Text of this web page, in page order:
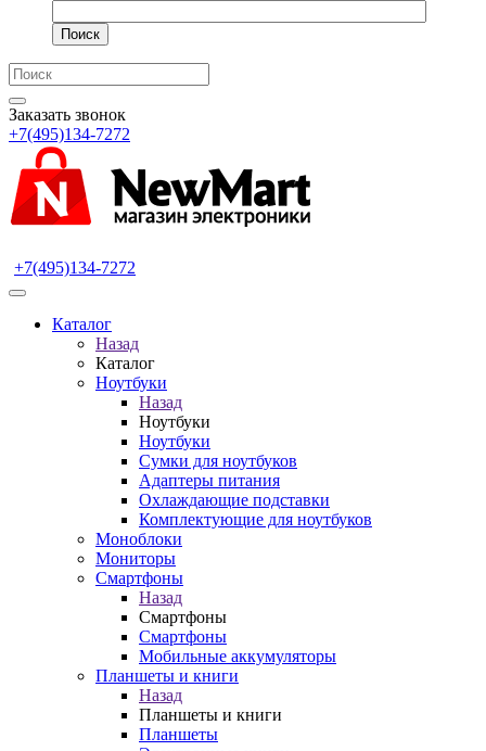
Поиск
Заказать звонок
+7(495)134-7272
+7(495)134-7272
Каталог
Назад
Каталог
Ноутбуки
Назад
Ноутбуки
Ноутбуки
Сумки для ноутбуков
Адаптеры питания
Охлаждающие подставки
Комплектующие для ноутбуков
Моноблоки
Мониторы
Смартфоны
Назад
Смартфоны
Смартфоны
Мобильные аккумуляторы
Планшеты и книги
Назад
Планшеты и книги
Планшеты